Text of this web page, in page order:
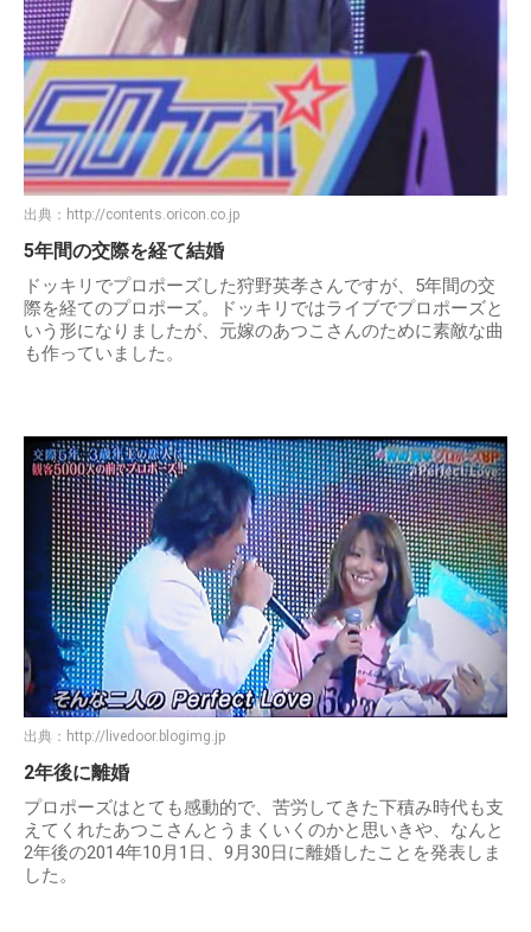
出典： http://contents.oricon.co.jp
5年間の交際を経て結婚
ドッキリでプロポーズした狩野英孝さんですが、5年間の交
際を経てのプロポーズ。ドッキリではライブでプロポーズと
いう形になりましたが、元嫁のあつこさんのために素敵な曲
も作っていました。
出典： http://livedoor.blogimg.jp
2年後に離婚
プロポーズはとても感動的で、苦労してきた下積み時代も支
えてくれたあつこさんとうまくいくのかと思いきや、なんと
2年後の2014年10月1日、9月30日に離婚したことを発表しま
した。